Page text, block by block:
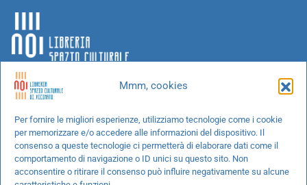
Mmm, cookies
Per fornire le migliori esperienze, utilizziamo tecnologie come i cookie
per memorizzare e/o accedere alle informazioni del dispositivo. Il
consenso a queste tecnologie ci permetterà di elaborare dati come il
comportamento di navigazione o ID unici su questo sito. Non
acconsentire o ritirare il consenso può influire negativamente su alcune
Chi siamo
Progetti speciali
Richiedi un libro
Spedizioni